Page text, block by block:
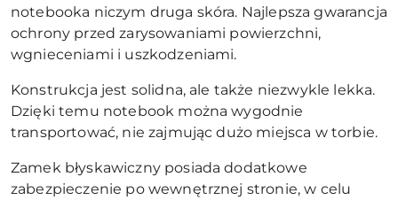
notebooka niczym druga skóra. Najlepsza gwarancja
ochrony przed zarysowaniami powierzchni,
wgnieceniami i uszkodzeniami.
Konstrukcja jest solidna, ale także niezwykle lekka.
Dzięki temu notebook można wygodnie
transportować, nie zajmując dużo miejsca w torbie.
Zamek błyskawiczny posiada dodatkowe
zabezpieczenie po wewnętrznej stronie, w celu